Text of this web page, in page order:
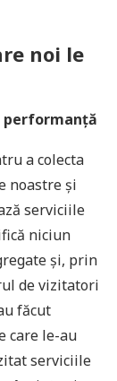
noi le
performanță
a colecta
noastre și
serviciile
niciun
și, prin
de vizitatori
făcut
care le-au
serviciile